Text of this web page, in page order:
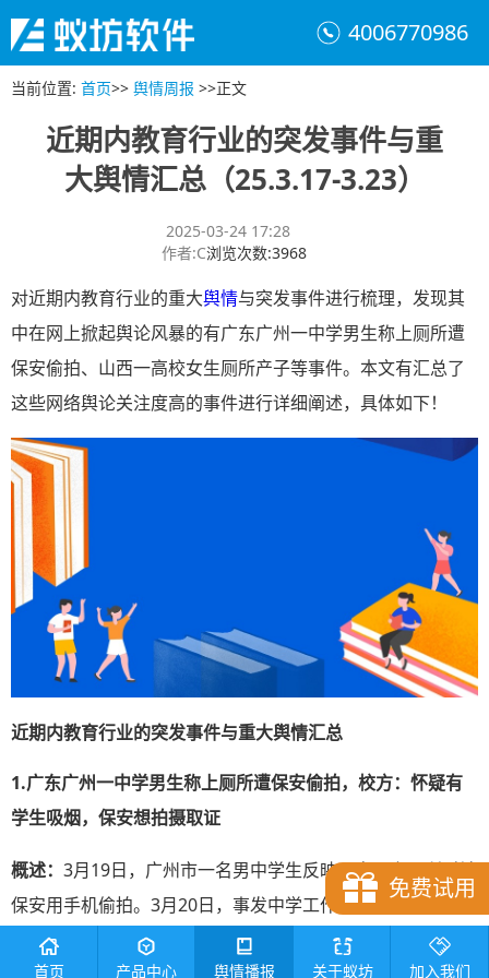
4006770986
当前位置: 首页>> 舆情周报 >>正文
近期内教育行业的突发事件与重
大舆情汇总（25.3.17-3.23）
2025-03-24 17:28
作者:C浏览次数:3968
对近期内教育行业的重大舆情与突发事件进行梳理，发现其
中在网上掀起舆论风暴的有广东广州一中学男生称上厕所遭
保安偷拍、山西一高校女生厕所产子等事件。本文有汇总了
这些网络舆论关注度高的事件进行详细阐述，具体如下！
近期内教育行业的突发事件与重大舆情汇总
1.广东广州一中学男生称上厕所遭保安偷拍，校方：怀疑有
学生吸烟，保安想拍摄取证
概述： 3月19日，广州市一名男中学生反映，自己上厕所时被
保安用手机偷拍。3月20日，事发中学工作人员称，保安闻到
厕所有烟味，怀疑有学生吸烟，想拍摄取证。广州市番禺区
免费试用
首页 产品中心 舆情播报 关于蚁坊 加入我们